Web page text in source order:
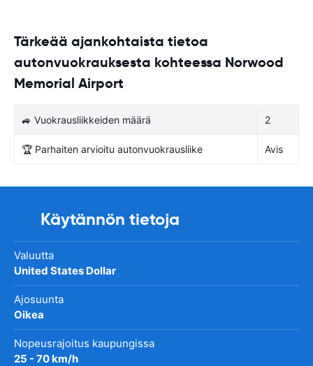
Tärkeää ajankohtaista tietoa
autonvuokrauksesta kohteessa Norwood
Memorial Airport
🚙 Vuokrausliikkeiden määrä 2
🏆 Parhaiten arvioitu autonvuokrausliike Avis
Käytännön tietoja
Valuutta
United States Dollar
Ajosuunta
Oikea
Nopeusrajoitus kaupungissa
25 - 70 km/h